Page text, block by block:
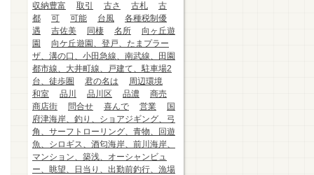
収納豊富
取引 古さ 古札
古
都
可 可能 台風
各種税制優
遇
吉佐美 同棲 名所
向ヶ丘遊
園
向ケ丘遊園、登戸、たまプラー
ザ、溝の口、小田急線、南武線、田園
都市線、大井町線、戸建て、駐車場2
台、徒歩圏
君の名は
周辺環境
和室
品川 品川区 品濃
商売
商店街
問合せ 喜んで 営業
国
府津海岸、釣り、ショアジギング、弓
角、サーフトローリング、青物、回遊
魚、シロギス、酒匂海岸、前川海岸、
マンション、築浅、オーシャンビュ
ー、眺望、日当り、出勤前釣行、漁場